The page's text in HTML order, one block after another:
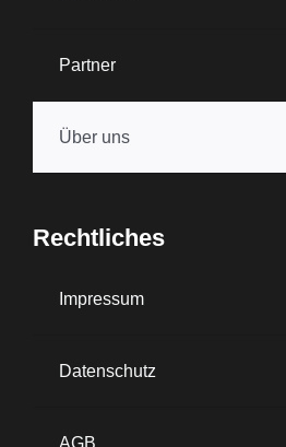
Partner
Über uns
Rechtliches
Impressum
Datenschutz
AGB